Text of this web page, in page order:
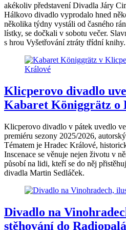
akékoliv představení Divadla Járy
Hálkovo divadlo vyprodalo hned
několika týdny vystáli od časného
lístky, se dočkali v sobotu večer.
s hrou Vyšetřování ztráty třídní knihy.
Klicperovo divadlo
Kabaret Königgrätz o
Klicperovo divadlo v pátek uvedlo
premiéru sezony 2025/2026,
Tématem je Hradec Králové,
Inscenace se věnuje nejen životu v
působí na lidi, kteří se do něj
divadla Martin Sedláček.
Divadlo na
stěhování do